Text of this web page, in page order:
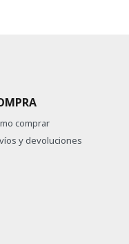
comprar
y devoluciones